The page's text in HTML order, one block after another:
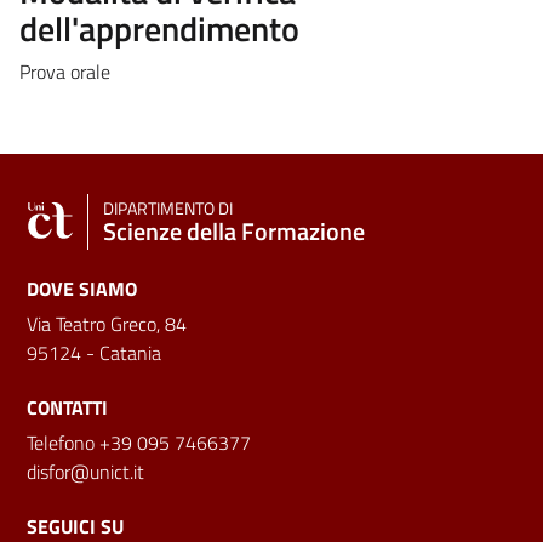
dell'apprendimento
Prova orale
DIPARTIMENTO DI
Scienze della Formazione
DOVE SIAMO
Via Teatro Greco, 84
95124 - Catania
CONTATTI
Telefono +39 095 7466377
disfor@unict.it
SEGUICI SU